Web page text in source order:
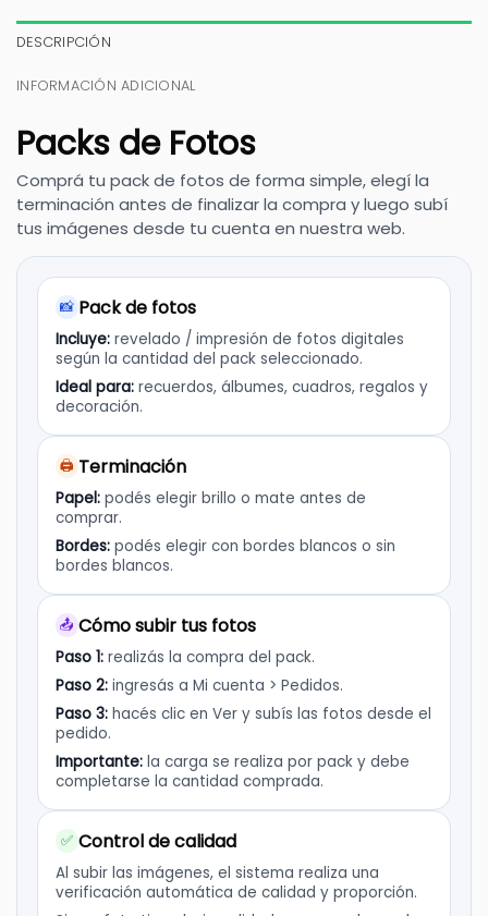
DESCRIPCIÓN
INFORMACIÓN ADICIONAL
Packs de Fotos
Comprá tu pack de fotos de forma simple, elegí la
terminación antes de finalizar la compra y luego subí
tus imágenes desde tu cuenta en nuestra web.
📸 Pack de fotos
Incluye: revelado / impresión de fotos digitales
según la cantidad del pack seleccionado.
Ideal para: recuerdos, álbumes, cuadros, regalos y
decoración.
🖨️ Terminación
Papel: podés elegir brillo o mate antes de
comprar.
Bordes: podés elegir con bordes blancos o sin
bordes blancos.
📤 Cómo subir tus fotos
Paso 1: realizás la compra del pack.
Paso 2: ingresás a Mi cuenta > Pedidos.
Paso 3: hacés clic en Ver y subís las fotos desde el
pedido.
Importante: la carga se realiza por pack y debe
completarse la cantidad comprada.
✅ Control de calidad
Al subir las imágenes, el sistema realiza una
verificación automática de calidad y proporción.